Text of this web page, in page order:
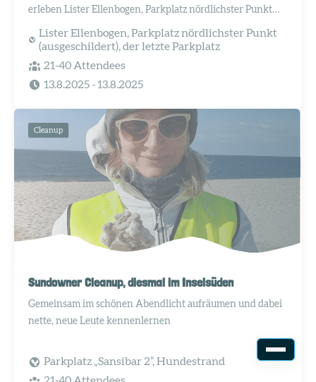
erleben Lister Ellenbogen, Parkplatz nördlichster Punkt
Lister Ellenbogen, Parkplatz nördlichster Punkt
(ausgeschildert), der letzte Parkplatz
21-40 Attendees
13.8.2025- 13.8.2025
Cleanup
Sundowner Cleanup, diesmal im Inselsüden
Gemeinsam im schönen Abendlicht aufräumen und dabei
nette, neue Leute kennenlernen
Parkplatz „Sansibar 2“, Hundestrand